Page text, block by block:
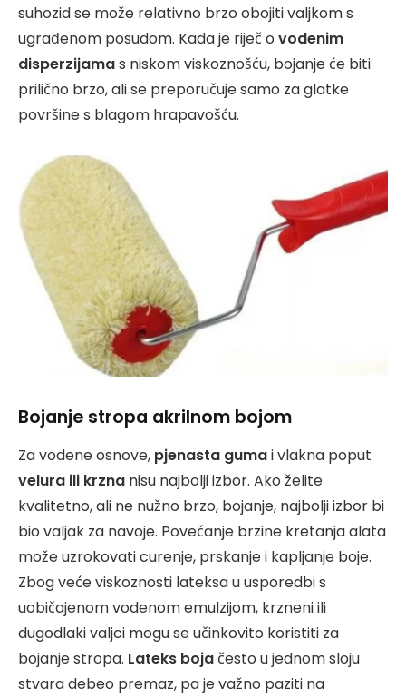
suhozid se može relativno brzo obojiti valjkom s
ugrađenom posudom. Kada je riječ o vodenim
disperzijamas niskom viskoznošću, bojanje će biti
prilično brzo, ali se preporučuje samo za glatke
površine s blagom hrapavošću.
Bojanje stropa akrilnom bojom
Za vodene osnove, pjenasta gumai vlakna poput
velura ili krzna nisu najbolji izbor. Ako želite
kvalitetno, ali ne nužno brzo, bojanje, najbolji izbor bi
bio valjak za navoje. Povećanje brzine kretanja alata
može uzrokovati curenje, prskanje i kapljanje boje.
Zbog veće viskoznosti lateksa u usporedbi s
uobičajenom vodenom emulzijom, krzneni ili
dugodlaki valjci mogu se učinkovito koristiti za
bojanje stropa. Lateks boja često u jednom sloju
stvara debeo premaz, pa je važno paziti na